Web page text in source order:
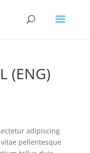
(ENG)
adipiscing
pellentesque